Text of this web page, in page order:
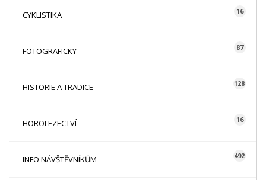
CYKLISTIKA 16
FOTOGRAFICKY 87
HISTORIE A TRADICE 128
HOROLEZECTVÍ 16
INFO NÁVŠTĚVNÍKŮM 492